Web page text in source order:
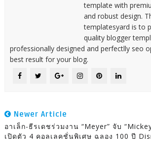
template with
and robust design.
templatesyard is to
quality blogger
professionally designed and perfectlly seo
best result for your blog.
Newer Article
อาเล็ก-ธีรเดชร่วมงาน “Meyer” จับ
เปิดตัว 4 คอลเลคชั่นพิเศษ ฉลอง 100 ปี